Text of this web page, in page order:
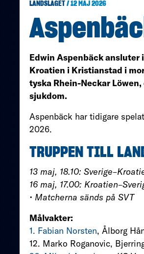
LANDSLAGET / 12 MAJ 2026
Edwin Aspenbäck
Kroatien i Kristianstad i
tyska Rhein-Neckar
sjukdom.
Aspenbäck har tidigare
2026.
TRUPPEN TILL
13 maj, 18.10:
16 maj, 17.00:
• Matcherna sänds på SVT
Målvakter:
1. Fabian Norsten, Ålborg
12. Marko Roganovic,